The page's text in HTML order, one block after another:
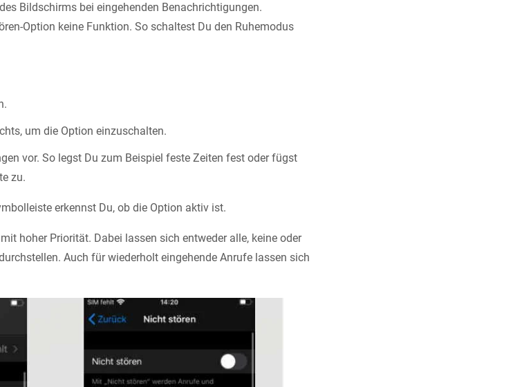
Bildschirms bei eingehenden Benachrichtigungen.
Option keine Funktion. So schaltest Du den Ruhemodus
um die Option einzuschalten.
vor. So legst Du zum Beispiel feste Zeiten fest oder fügst
zu.
erkennst Du, ob die Option aktiv ist.
hoher Priorität. Dabei lassen sich entweder alle, keine oder
Auch für wiederholt eingehende Anrufe lassen sich